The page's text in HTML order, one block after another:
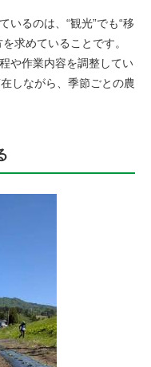
いるのは、“観光”でも“移
求めていることです。
や作業内容を調整してい
しながら、季節ごとの農